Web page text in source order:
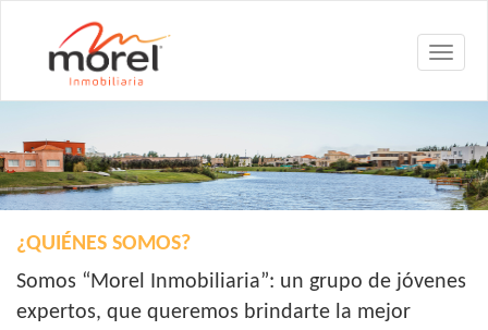
¿QUIÉNES SOMOS?
Somos “Morel Inmobiliaria”: un grupo de jóvenes
expertos, que queremos brindarte la mejor